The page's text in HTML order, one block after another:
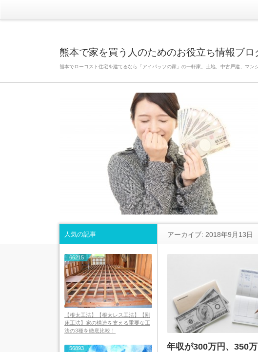
熊本で家を買う人のためのお役立ち情報ブロ
熊本でローコスト住宅を建てるなら「アイパッソの家」の一軒家。土地、中古戸建、マ
アーカイブ: 2018年9月13日
年収が300万円、350
人気の記事
66215
【根太工法】【根太レス工法】【剛
床工法】家の構造を支える重要な工
法の3種を徹底比較！
56893